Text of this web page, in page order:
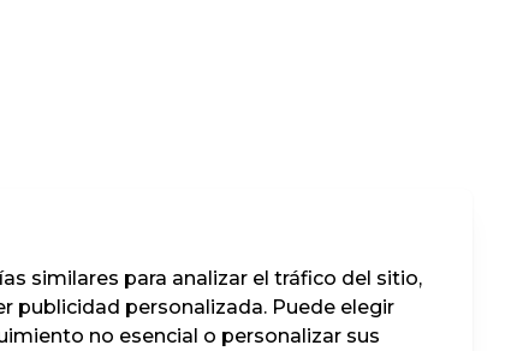
similares para analizar el tráfico del sitio,
publicidad personalizada. Puede elegir
no esencial o personalizar sus